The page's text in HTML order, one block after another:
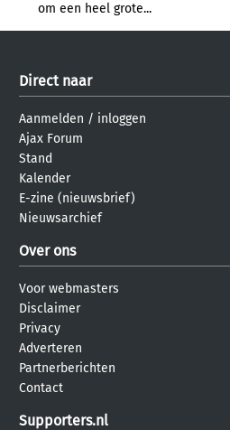
om een heel grote...
Direct naar
Aanmelden / inloggen
Ajax Forum
Stand
Kalender
E-zine (nieuwsbrief)
Nieuwsarchief
Over ons
Voor webmasters
Disclaimer
Privacy
Adverteren
Partnerberichten
Contact
Supporters.nl